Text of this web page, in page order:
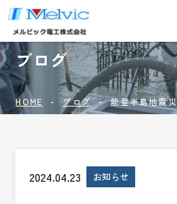
BLOG
ブログ
HOME ブログ 能登半島地震
2024.04.23 お知らせ